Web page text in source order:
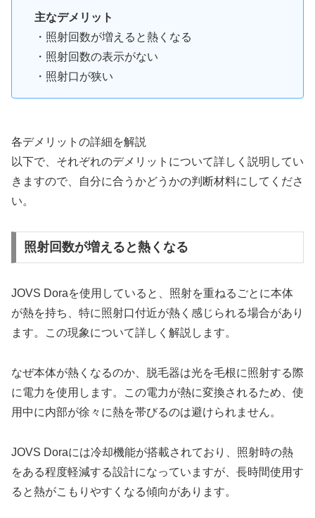
主なデメリット
・照射回数が増えると熱くなる
・照射回数の表示がない
・照射口が狭い
各デメリットの詳細を解説
以下で、それぞれのデメリットについて詳しく説明してい
きますので、自分に合うかどうかの判断材料にしてくださ
い。
照射回数が増えると熱くなる
JOVS Doraを使用していると、照射を重ねるごとに本体
が熱を持ち、特に照射口付近が熱く感じられる場合があり
ます。この現象について詳しく解説します。
なぜ本体が熱くなるのか、脱毛器は光を毛根に照射する際
に電力を使用します。この電力が熱に変換されるため、使
用中に内部が徐々に熱を帯びるのは避けられません。
JOVS Doraには冷却機能が搭載されており、照射時の熱
をある程度軽減する設計になっていますが、長時間使用す
ると熱がこもりやすくなる傾向があります。